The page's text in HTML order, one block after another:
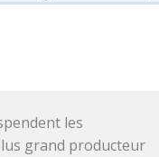
les
grand producteur